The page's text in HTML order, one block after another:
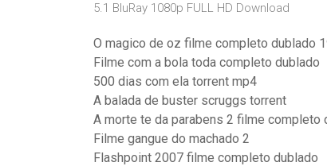
5.1 BluRay 1080p FULL HD Download
O magico de oz filme completo dublado
Filme com a bola toda completo dublado
500 dias com ela torrent mp4
A balada de buster scruggs torrent
A morte te da parabens 2 filme completo
Filme gangue do machado 2
Flashpoint 2007 filme completo dublado